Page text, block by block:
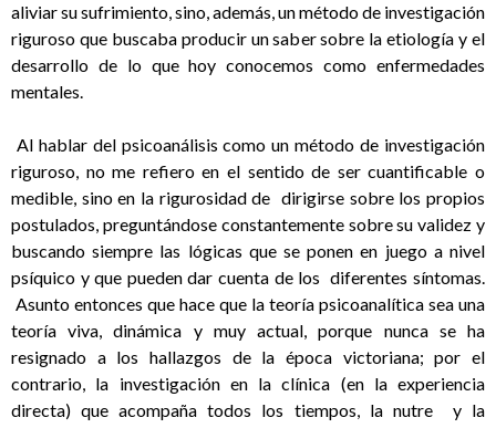
aliviar su sufrimiento, sino, además, un método de investigación
riguroso que buscaba producir un saber sobre la etiología y el
desarrollo de lo que hoy conocemos como enfermedades
mentales.
Al hablar del psicoanálisis como un método de investigación
riguroso, no me refiero en el sentido de ser cuantificable o
medible, sino en la rigurosidad de dirigirse sobre los propios
postulados, preguntándose constantemente sobre su validez y
buscando siempre las lógicas que se ponen en juego a nivel
psíquico y que pueden dar cuenta de los diferentes síntomas.
Asunto entonces que hace que la teoría psicoanalítica sea una
teoría viva, dinámica y muy actual, porque nunca se ha
resignado a los hallazgos de la época victoriana; por el
contrario, la investigación en la clínica (en la experiencia
directa) que acompaña todos los tiempos, la nutre y la